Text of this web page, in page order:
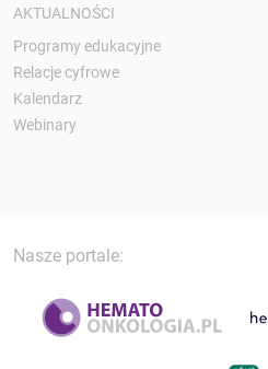
AKTUALNOŚCI
Programy edukacyjne
Relacje cyfrowe
Kalendarz
Webinary
Nasze portale: